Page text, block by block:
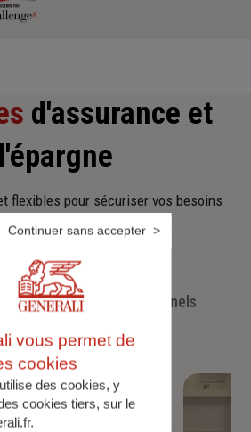
d'assurance et
flexibles pour sécuriser vos besoins
et anticiper ceux de demain.
Pour les professionnels
vous permet de
cookies
des cookies, y
cookies tiers, sur le
Continuer sans accepter